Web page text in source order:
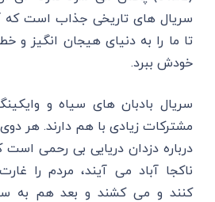
سریال های تاریخی جذاب است که
تا ما را به دنیای هیجان انگیز و
خودش ببرد.
سریال بادبان های سیاه و
مشترکات زیادی با هم دارند. هر دوی
درباره دزدان دریایی بی رحمی است
ناکجا آباد می آیند، مردم را
کنند و می کشند و بعد هم به